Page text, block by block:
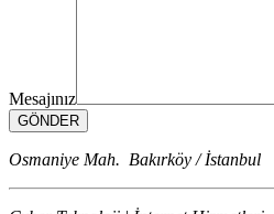
Mesajınız
Osmaniye Mah. Bakırköy / İstanbul